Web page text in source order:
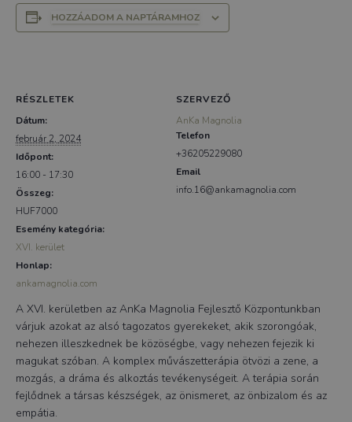
HOZZÁADOM A NAPTÁRAMHOZ
RÉSZLETEK
Dátum:
február 2, 2024
Időpont:
16:00 - 17:30
Összeg:
HUF7000
Esemény kategória:
XVI. kerület
Honlap:
ankamagnolia.com
SZERVEZŐ
AnKa Magnolia
Telefon
+36205229080
Email
info.16@ankamagnolia.com
A XVI. kerületben az AnKa Magnolia Fejlesztő Központunkban
várjuk azokat az alsó tagozatos gyerekeket, akik szorongóak,
nehezen illeszkednek be közöségbe, vagy nehezen fejezik ki
magukat szóban. A komplex művászetterápia ötvözi a zene, a
mozgás, a dráma és alkoztás tevékenységeit. A terápia során
fejlődnek a társas készségek, az önismeret, az önbizalom és az
empátia.